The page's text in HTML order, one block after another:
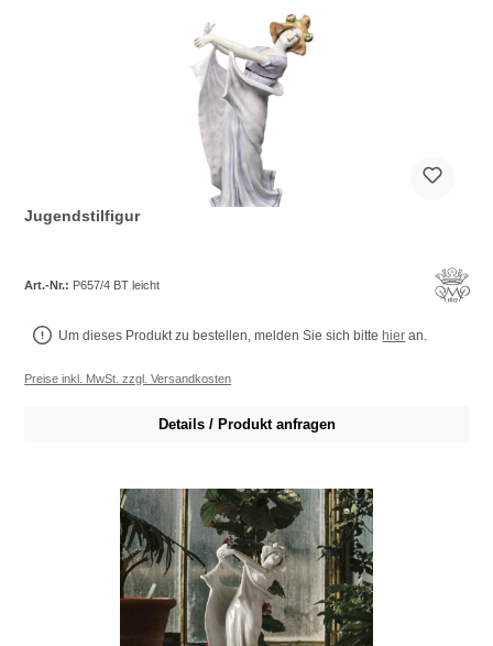
Jugendstilfigur
Art.-Nr.: P657/4 BT leicht
Um dieses Produkt zu bestellen, melden Sie sich bittehier an.
Preise inkl. MwSt. zzgl. Versandkosten
Details / Produkt anfragen